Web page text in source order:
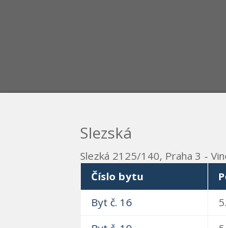
Slezská
Slezká 2125/140, Praha 3 -
Číslo bytu
Byt č. 16